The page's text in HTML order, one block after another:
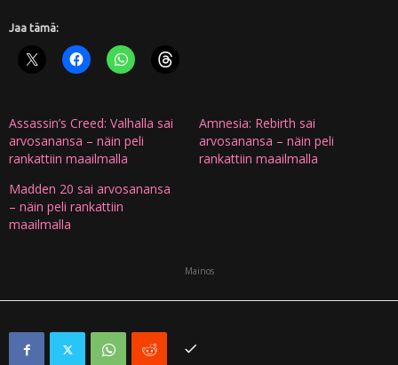
Jaa tämä:
Assassin’s Creed: Valhalla sai
arvosanansa – näin peli
rankattiin maailmalla
Amnesia: Rebirth sai
arvosanansa – näin peli
rankattiin maailmalla
Madden 20 sai arvosanansa
– näin peli rankattiin
maailmalla
Mainos